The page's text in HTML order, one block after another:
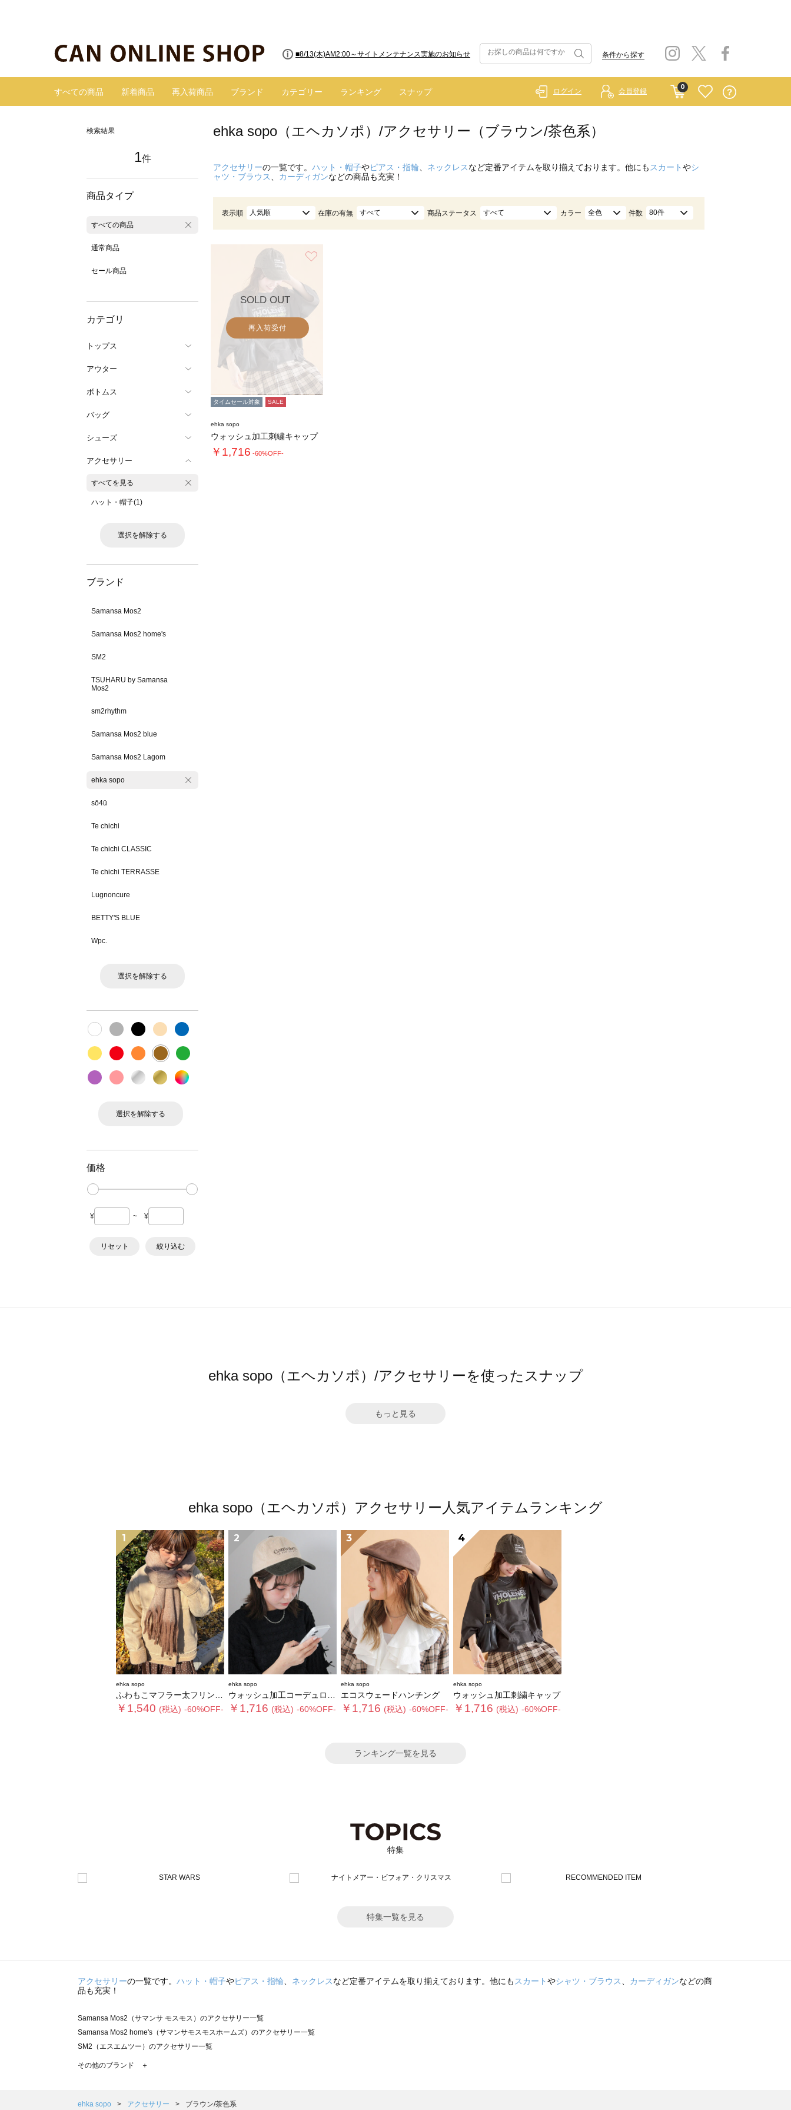
■8/13(木)AM2:00～サイトメンテナンス実施のお知らせ
■【お知らせ】ヤマト運輸の配送遅延・停止について 条件から探す
すべての商品 新着商品 再入荷商品 ブランド カテゴリー ランキング スナップ
0
ログイン 会員登録
検索結果
1件
商品タイプ
すべての商品
通常商品
セール商品
カテゴリ
トップス
アウター
ボトムス
バッグ
シューズ
アクセサリー
すべてを見る
ハット・帽子(1)
選択を解除する
ブランド
Samansa Mos2
Samansa Mos2 home's
SM2
TSUHARU by Samansa
Mos2
sm2rhythm
Samansa Mos2 blue
Samansa Mos2 Lagom
ehka sopo
sō4ū
Te chichi
Te chichi CLASSIC
Te chichi TERRASSE
Lugnoncure
BETTY'S BLUE
Wpc.
選択を解除する
選択を解除する
価格
¥ ~ ¥
リセット 絞り込む
ehka sopo（エヘカソポ）/アクセサリー（ブラウン/茶色系）
アクセサリーの一覧です。 ハット・帽子やピアス・指輪 ネックレスなど定番アイテムを取り揃えております。他にも スカートやシ
ャツ・ブラウス
カーディガンなどの商品も充実！
表示順 人気順 在庫の有無 すべて 商品ステータス すべて カラー 全色 件数 80件
SOLD OUT
再入荷受付
タイムセール対象 SALE
ehka sopo
ウォッシュ加工刺繍キャップ
￥1,716 -60%OFF-
ehka sopo（エヘカソポ）/アクセサリーを使ったスナップ
もっと見る
ehka sopo（エヘカソポ）アクセサリー人気アイテムランキング
1
ehka sopo
ふわもこマフラー太フリンジシャンブレー無地
￥1,540 (税込) -60%OFF-
2
ehka sopo
ウォッシュ加工コーデュロイキャップ
￥1,716 (税込) -60%OFF-
3
ehka sopo
エコスウェードハンチング
￥1,716 (税込) -60%OFF-
4
ehka sopo
ウォッシュ加工刺繍キャップ
￥1,716 (税込) -60%OFF-
ランキング一覧を見る
特集
特集一覧を見る
アクセサリーの一覧です。 ハット・帽子やピアス・指輪、 ネックレスなど定番アイテムを取り揃えております。他にもスカートやシャツ・ブラウス、 カーディガンなどの商
品も充実！
Samansa Mos2（サマンサ モスモス）のアクセサリー一覧
Samansa Mos2 home's（サマンサモスモスホームズ）のアクセサリー一覧
SM2（エスエムツー）のアクセサリー一覧
TSUHARU by Samansa Mos2（ツハルバイサマンサモスモス）のアクセサリー一覧
Samansa Mos2 Lagom（サマンサモスモス ラーゴム）のアクセサリー一覧
その他のブランド ＋
ehka sopo アクセサリー ブラウン/茶色系